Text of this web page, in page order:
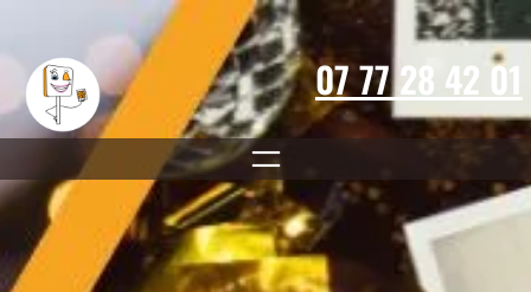
07 77 28 42 01